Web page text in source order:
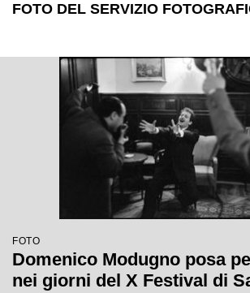
FOTO DEL SERVIZIO
FOTO
Domenico Modugno posa
nei giorni del X Festival di